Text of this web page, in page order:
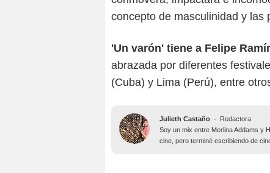
concepto de masculinidad y las
'Un varón' tiene a Felipe
abrazada por diferentes
(Cuba) y Lima (Perú), entre
Julieth Castaño - Redactora
Soy un mix entre Merlina Addams y
cine, pero terminé escribiendo de